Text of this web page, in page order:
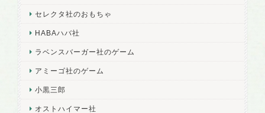
セレクタ社のおもちゃ
HABAハバ社
ラベンスバーガー社のゲーム
アミーゴ社のゲーム
小黒三郎
オストハイマー社